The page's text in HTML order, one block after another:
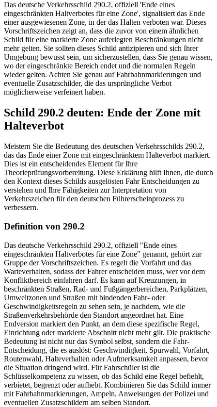
Das deutsche Verkehrsschild 290.2, offiziell 'Ende eines
eingeschränkten Haltverbotes für eine Zone', signalisiert das Ende
einer ausgewiesenen Zone, in der das Halten verboten war. Dieses
Vorschriftszeichen zeigt an, dass die zuvor von einem ähnlichen
Schild für eine markierte Zone auferlegten Beschränkungen nicht
mehr gelten. Sie sollten dieses Schild antizipieren und sich Ihrer
Umgebung bewusst sein, um sicherzustellen, dass Sie genau wissen,
wo der eingeschränkte Bereich endet und die normalen Regeln
wieder gelten. Achten Sie genau auf Fahrbahnmarkierungen und
eventuelle Zusatzschilder, die das ursprüngliche Verbot
möglicherweise verfeinert haben.
Schild 290.2 deuten: Ende der Zone mit
Halteverbot
Meistern Sie die Bedeutung des deutschen Verkehrsschilds 290.2,
das das Ende einer Zone mit eingeschränktem Halteverbot markiert.
Dies ist ein entscheidendes Element für Ihre
Theorieprüfungsvorbereitung. Diese Erklärung hilft Ihnen, die durch
den Kontext dieses Schilds ausgelösten Fahr Entscheidungen zu
verstehen und Ihre Fähigkeiten zur Interpretation von
Verkehrszeichen für den deutschen Führerscheinprozess zu
verbessern.
Definition von 290.2
Das deutsche Verkehrsschild 290.2, offiziell "Ende eines
eingeschränkten Haltverbotes für eine Zone" genannt, gehört zur
Gruppe der Vorschriftszeichen. Es regelt die Vorfahrt und das
Warteverhalten, sodass der Fahrer entscheiden muss, wer vor dem
Konfliktbereich einfahren darf. Es kann auf Kreuzungen, in
beschränkten Straßen, Rad- und Fußgängerbereichen, Parkplätzen,
Umweltzonen und Straßen mit bindenden Fahr- oder
Geschwindigkeitsregeln zu sehen sein, je nachdem, wie die
Straßenverkehrsbehörde den Standort angeordnet hat. Eine
Endversion markiert den Punkt, an dem diese spezifische Regel,
Einrichtung oder markierte Abschnitt nicht mehr gilt. Die praktische
Bedeutung ist nicht nur das Symbol selbst, sondern die Fahr-
Entscheidung, die es auslöst: Geschwindigkeit, Spurwahl, Vorfahrt,
Routenwahl, Halteverhalten oder Aufmerksamkeit anpassen, bevor
die Situation dringend wird. Für Fahrschüler ist die
Schlüsselkompetenz zu wissen, ob das Schild eine Regel befiehlt,
verbietet, begrenzt oder aufhebt. Kombinieren Sie das Schild immer
mit Fahrbahnmarkierungen, Ampeln, Anweisungen der Polizei und
eventuellen Zusatzschildern am selben Standort.